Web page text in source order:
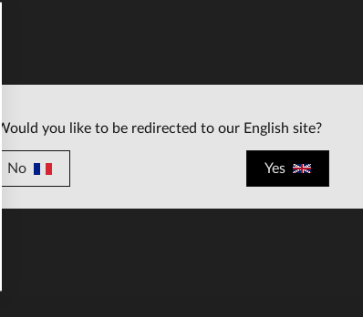
Would you like to be redirected to our English site?
No Yes